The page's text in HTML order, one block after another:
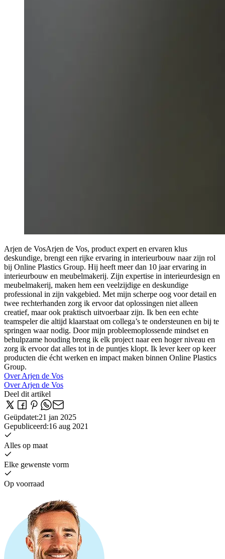
Arjen de VosArjen de Vos, product expert en ervaren klus
deskundige, brengt een rijke ervaring in interieurbouw naar zijn rol
bij Online Plastics Group. Hij heeft meer dan 10 jaar ervaring in
interieurbouw en meubelmakerij. Zijn expertise in interieurdesign en
meubelmakerij, maken hem een veelzijdige en deskundige
professional in zijn vakgebied. Met mijn scherpe oog voor detail en
twee rechterhanden zorg ik ervoor dat oplossingen niet alleen
creatief, maar ook praktisch uitvoerbaar zijn. Ik ben een echte
teamspeler die altijd klaarstaat om collega’s te ondersteunen en bij te
springen waar nodig. Door mijn probleemoplossende mindset en
behulpzame houding breng ik elk project naar een hoger niveau en
zorg ik ervoor dat alles tot in de puntjes klopt. Ik lever keer op keer
producten die écht werken en impact maken binnen Online Plastics
Group.
Over Arjen de Vos
Over Arjen de Vos
Deel dit artikel
Geüpdatet:21 jan 2025
Gepubliceerd:16 aug 2021
Alles op maat
Elke gewenste vorm
Op voorraad